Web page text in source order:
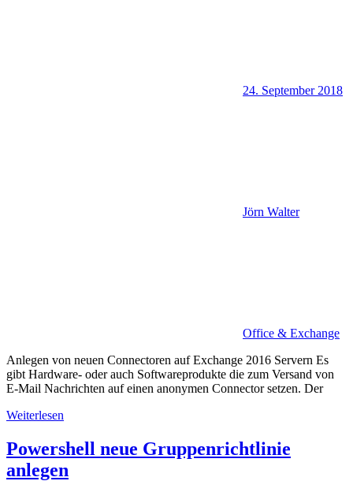
24. September 2018
Jörn Walter
Office & Exchange
Anlegen von neuen Connectoren auf Exchange 2016 Servern Es
gibt Hardware- oder auch Softwareprodukte die zum Versand von
E-Mail Nachrichten auf einen anonymen Connector setzen. Der
Weiterlesen
Powershell neue Gruppenrichtlinie
anlegen